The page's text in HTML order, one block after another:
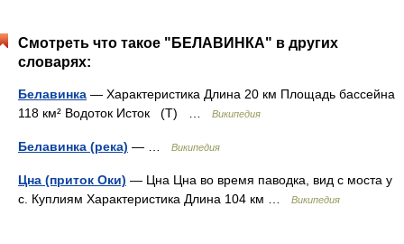
Смотреть что такое "БЕЛАВИНКА" в других
словарях:
Белавинка — Характеристика Длина 20 км Площадь бассейна
118 км² Водоток Исток (Т) …
Википедия
Белавинка (река) — … Википедия
Цна (приток Оки) — Цна Цна во время паводка, вид с моста у
с. Куплиям Характеристика Длина 104 км …
Википедия